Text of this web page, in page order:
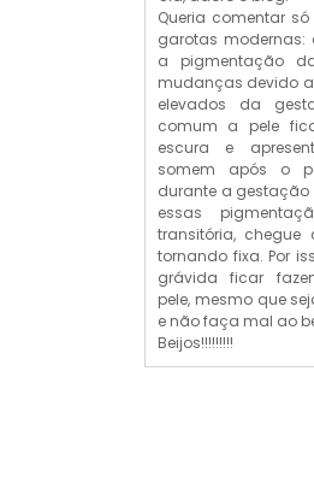
Queria comentar
garotas
a pigmentação
mudanças devido
elevados da
comum a pele
escura e
somem após o
durante a gestação
essas
transitória,
tornando fixa. Por
grávida ficar
pele, mesmo que
e não faça mal ao
Beijos!!!!!!!!!